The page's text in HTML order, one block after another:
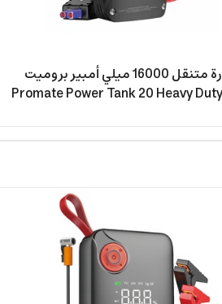
شاحن سيارة متنقل 16000 ميلي أمبير بروميت
Promate Power Tank 20 Heavy